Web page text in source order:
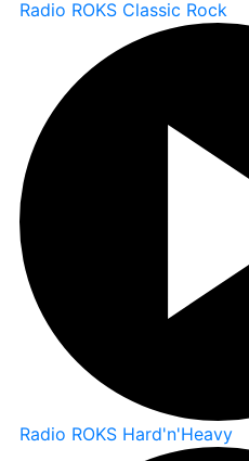
Radio ROKS Classic Rock
Radio ROKS Hard'n'Heavy